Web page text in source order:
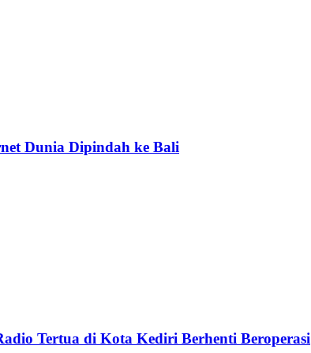
Dunia Dipindah ke Bali
Tertua di Kota Kediri Berhenti Beroperasi